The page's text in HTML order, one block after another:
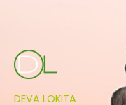
DEVA LOKITA